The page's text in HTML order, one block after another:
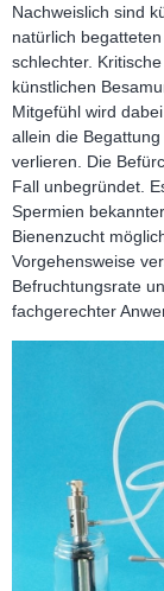
Nachweislich sind
natürlich
schlechter.
künstlichen
Mitgefühl wird
allein die
verlieren. Die
Fall unbegründet.
Spermien
Bienenzucht
Vorgehensweise
Befruchtungsrate
fachgerechter